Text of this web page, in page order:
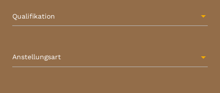
Qualifikation
Anstellungsart